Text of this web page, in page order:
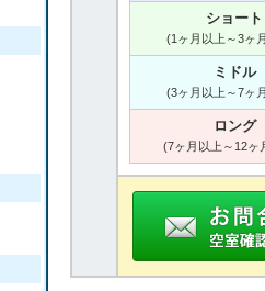
ショート
(1ヶ月以上～3ヶ
ミドル
(3ヶ月以上～7ヶ
ロング
(7ヶ月以上～12ヶ